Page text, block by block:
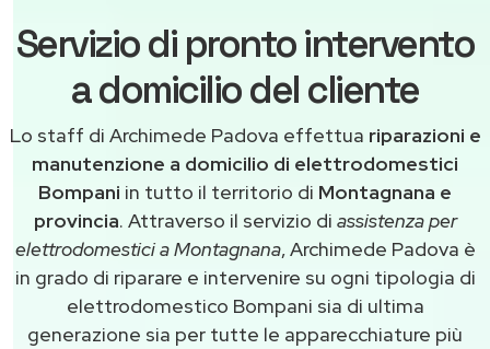
Servizio di pronto intervento
a domicilio del cliente
Lo staff di Archimede Padova effettua riparazioni e
manutenzione a domicilio di elettrodomestici
Bompani in tutto il territorio di Montagnana e
provincia. Attraverso il servizio di assistenza per
elettrodomestici a Montagnana, Archimede Padova è
in grado di riparare e intervenire su ogni tipologia di
elettrodomestico Bompani sia di ultima
generazione sia per tutte le apparecchiature più